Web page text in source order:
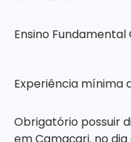
Ensino
Experiência mínima
Obrigatório possuir